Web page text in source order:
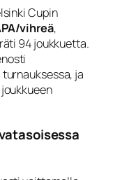
Cupin
vihreä,
94 joukkuetta.
ja